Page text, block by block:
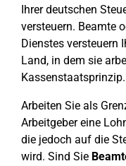
Ihrer deutschen
versteuern. Beamte
Dienstes versteuern
Land, in dem sie
Kassenstaatsprinzip.
Arbeiten Sie als
Arbeitgeber eine
die jedoch auf die
wird. Sind Sie